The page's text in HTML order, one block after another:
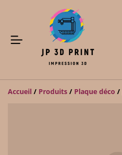
Accueil / Produits / Plaque déco /